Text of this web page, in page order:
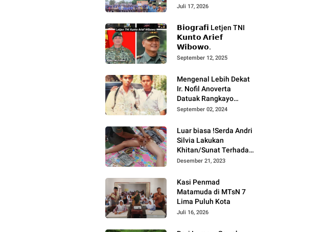
PANDU TEKANKAN ASN
DAN PELAYANAN
MASYARAKAT.
Juli 17, 2026
𝗕𝗶𝗼𝗴𝗿𝗮𝗳𝗶 Letjen TNI
𝗞𝘂𝗻𝘁𝗼 𝗔𝗿𝗶𝗲𝗳
𝗪𝗶𝗯𝗼𝘄𝗼.
September 12, 2025
Mengenal Lebih Dekat
Ir. Nofil Anoverta
Datuak Rangkayo
Batuah Cawako
September 02, 2024
Luar biasa !Serda Andri
Silvia Lakukan
Khitan/Sunat Terhadap
Anak Warga Binaannya
Desember 21, 2023
Kasi Penmad
Matamuda di MTsN 7
Lima Puluh Kota
Juli 16, 2026